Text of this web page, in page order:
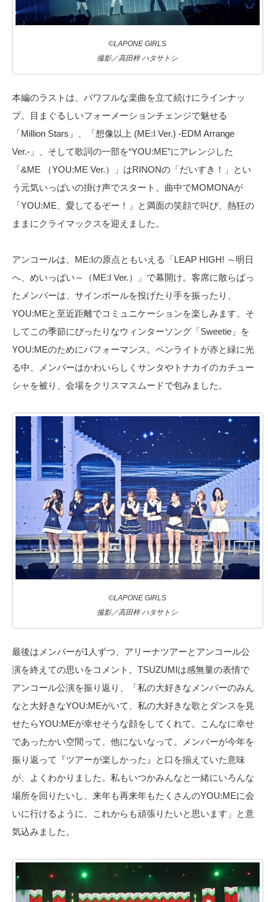
©LAPONE GIRLS
撮影／高田梓 ハタサトシ
本編のラストは、パワフルな楽曲を立て続けにラインナッ
プ。目まぐるしいフォーメーションチェンジで魅せる
「Million Stars」、「想像以上 (ME:I Ver.) -EDM Arrange
Ver.-」、そして歌詞の一部を“YOU:ME”にアレンジした
「&ME （YOU:ME Ver.）」はRINONの「だいすき！」とい
う元気いっぱいの掛け声でスタート。曲中でMOMONAが
「YOU:ME、愛してるぞー！」と満面の笑顔で叫び、熱狂の
ままにクライマックスを迎えました。
アンコールは、ME:Iの原点ともいえる「LEAP HIGH! ～明日
へ、めいっぱい～（ME:I Ver.）」で幕開け。客席に散らばっ
たメンバーは、サインボールを投げたり手を振ったり、
YOU:MEと至近距離でコミュニケーションを楽しみます。そ
してこの季節にぴったりなウィンターソング「Sweetie」を
YOU:MEのためにパフォーマンス。ペンライトが赤と緑に光
る中、メンバーはかわいらしくサンタやトナカイのカチュー
シャを被り、会場をクリスマスムードで包みました。
©LAPONE GIRLS
撮影／高田梓 ハタサトシ
最後はメンバーが1人ずつ、アリーナツアーとアンコール公
演を終えての思いをコメント。TSUZUMIは感無量の表情で
アンコール公演を振り返り、「私の大好きなメンバーのみん
なと大好きなYOU:MEがいて、私の大好きな歌とダンスを見
せたらYOU:MEが幸せそうな顔をしてくれて。こんなに幸せ
であったかい空間って、他にないなって。メンバーが今年を
振り返って『ツアーが楽しかった』と口を揃えていた意味
が、よくわかりました。私もいつかみんなと一緒にいろんな
場所を回りたいし、来年も再来年もたくさんのYOU:MEに会
いに行けるように、これからも頑張りたいと思います」と意
気込みました。